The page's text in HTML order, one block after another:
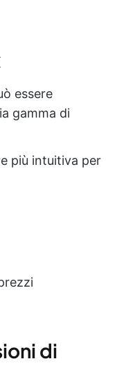
essere
gamma di
più intuitiva per
di